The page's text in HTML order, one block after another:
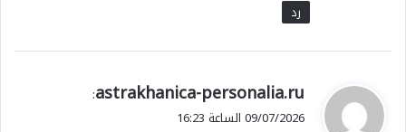
رد
ي
ق
astrakhanica-personalia.ru
:
09/07/2026 الساعة 16:23